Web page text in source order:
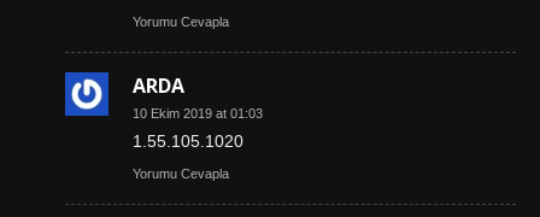
Yorumu Cevapla
ARDA
10 Ekim 2019 at 01:03
1.55.105.1020
Yorumu Cevapla